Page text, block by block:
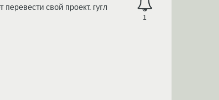
1
свой проект. гугл